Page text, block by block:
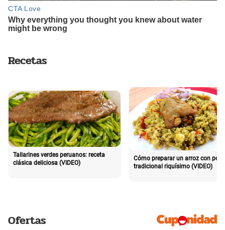
Recetas
Tallarines verdes peruanos: receta
clásica deliciosa (VIDEO)
Cómo preparar un arroz con pollo
tradicional riquísimo (VIDEO)
Ofertas